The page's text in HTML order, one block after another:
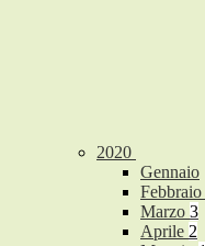
2020
Gennaio
Febbraio
Marzo 3
Aprile 2